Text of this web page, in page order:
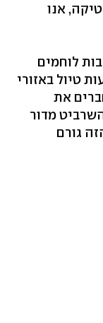
אנו
לוחמים
טיול באזורי
את
מדור
גורם